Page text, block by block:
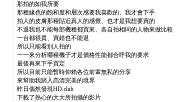
那拍的如我所要
那種緣色的飽和度和層次感要我喜歡的、我才會下手
拍人的皮膚那種貼近真人的感覺、也才是我想要買的
不過我也不能每部機種都買來、各自拍相同的人物來做比較
一台都很貴、買錯也不能退
所以只能看別人拍的
一一來分析哪種機子才是價格性能都合呼我的要求
最後再來下手買定
所以目前只能暫時仰賴各位前輩無私的分享
來幫助我踏入高清完美的境界
昨日偶然發現HD.club
下載了熱心的大大所拍攝的影片